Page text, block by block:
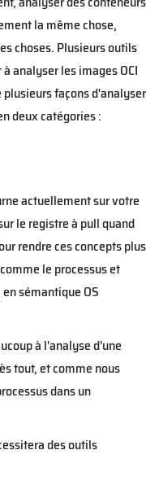
la même chose,
choses. Plusieurs outils
analyser les images OCI
façons d'analyser
deux catégories :
actuellement sur votre
le registre à pull quand
rendre ces concepts plus
le processus et
sémantique OS
à l'analyse d'une
tout, et comme nous
dans un
des outils